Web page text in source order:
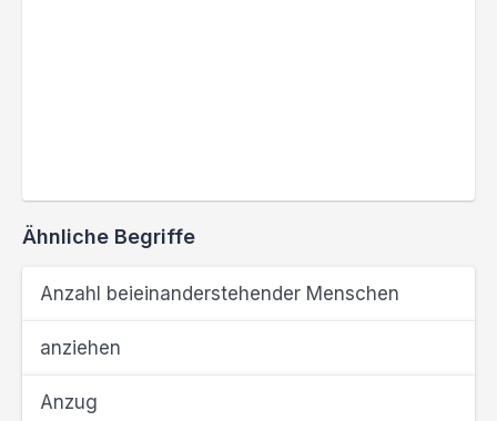
Ähnliche Begriffe
Anzahl beieinanderstehender Menschen
anziehen
Anzug